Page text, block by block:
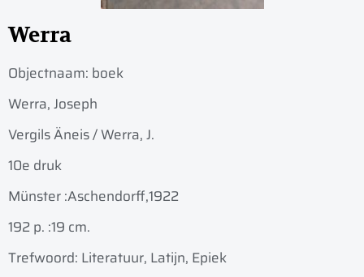
Werra
Objectnaam: boek
Werra, Joseph
Vergils Äneis / Werra, J.
10e druk
Münster :Aschendorff,1922
192 p. :19 cm.
Trefwoord: Literatuur, Latijn, Epiek